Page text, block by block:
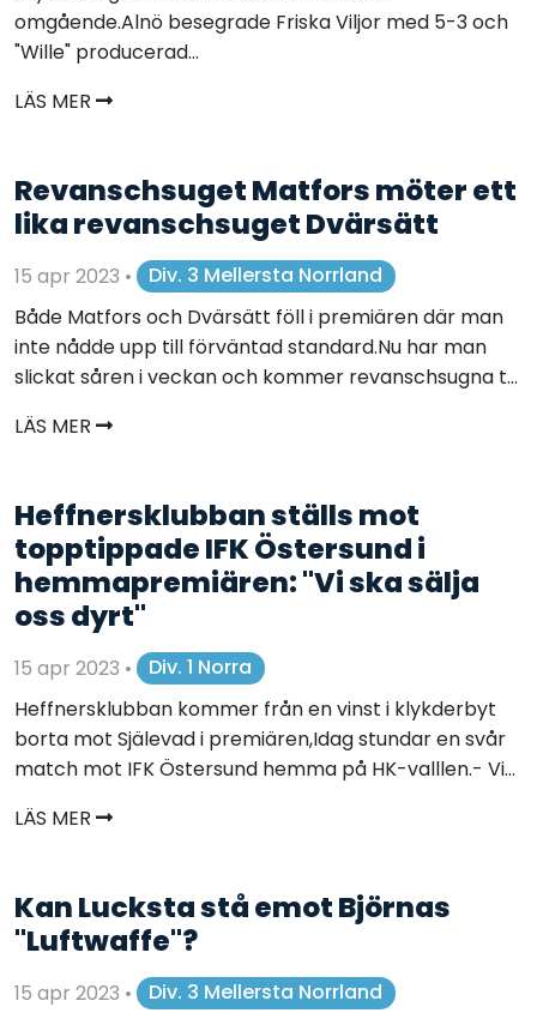
omgående.Alnö besegrade Friska Viljor med 5-3 och
"Wille" producerad...
LÄS MER
Revanschsuget Matfors möter ett
lika revanschsuget Dvärsätt
15 apr 2023 •
Div. 3 Mellersta Norrland
Både Matfors och Dvärsätt föll i premiären där man
inte nådde upp till förväntad standard.Nu har man
slickat såren i veckan och kommer revanschsugna t...
LÄS MER
Heffnersklubban ställs mot
topptippade IFK Östersund i
hemmapremiären: "Vi ska sälja
oss dyrt"
15 apr 2023 •
Div. 1 Norra
Heffnersklubban kommer från en vinst i klykderbyt
borta mot Själevad i premiären,Idag stundar en svår
match mot IFK Östersund hemma på HK-valllen.- Vi...
LÄS MER
Kan Lucksta stå emot Björnas
"Luftwaffe"?
15 apr 2023 •
Div. 3 Mellersta Norrland